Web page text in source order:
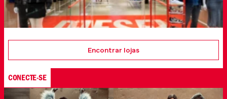
Encontrar lojas
CONECTE-SE